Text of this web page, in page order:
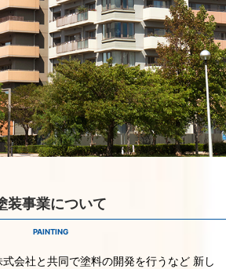
装事業について
PAINTING
会社と共同で塗料の開発を行うなど 新し